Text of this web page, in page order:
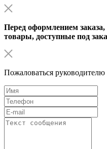
Перед оформлением
товары, доступные под
Пожаловаться руководителю